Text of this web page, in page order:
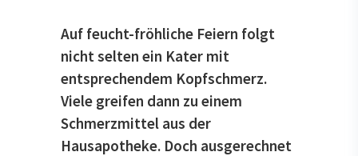
Auf feucht-fröhliche Feiern folgt
nicht selten ein Kater mit
entsprechendem Kopfschmerz.
Viele greifen dann zu einem
Schmerzmittel aus der
Hausapotheke. Doch ausgerechnet